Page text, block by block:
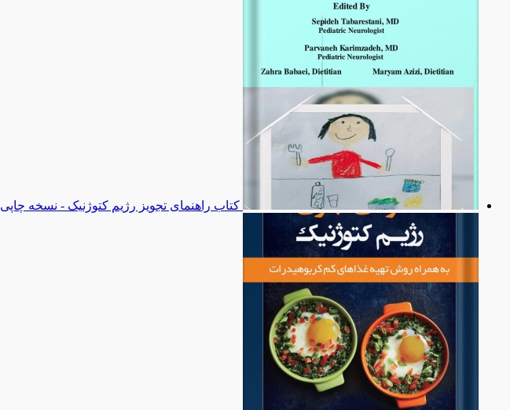
کتاب راهنمای تجویز رژیم کتوژنیک - نسخه چاپی